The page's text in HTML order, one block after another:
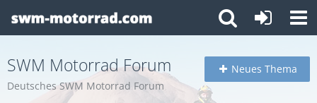
SWM Motorrad Forum
Deutsches SWM Motorrad Forum
Neues Thema